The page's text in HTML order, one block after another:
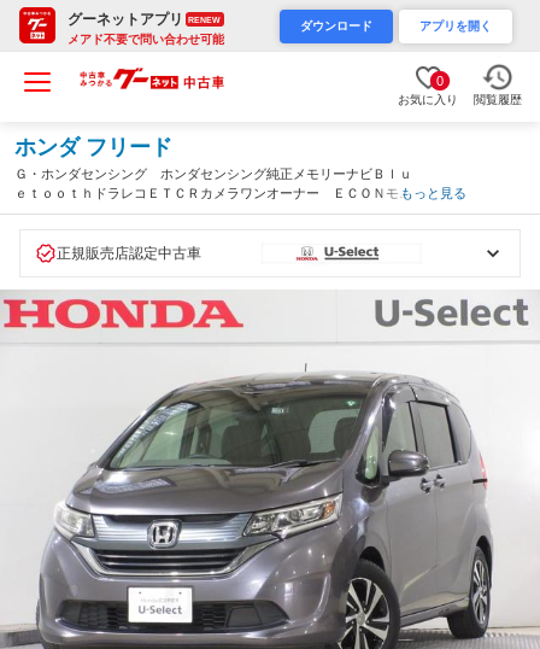
グーネットアプリ RENEW
メアド不要で問い合わせ可能
ダウンロード アプリを開く
0
お気に入り 閲覧履歴
ホンダ フリード
Ｇ・ホンダセンシング ホンダセンシング純正メモリーナビＢｌｕ
ｅｔｏｏｔｈドラレコＥＴＣＲカメラワンオーナー ＥＣＯＮモー
ド Ｗエアバック 電格ドアミラー １オナ レーダーＣ スマー
もっと見る
正規販売店認定中古車